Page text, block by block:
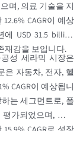
며, 의료 기술을 지
CAGR이 예상
에 USD 31.5 billion
재감을 보입니다.
성 세라믹 시장은
은 자동차, 전자, 헬
CAGR이 예상됩니
는 세그먼트로, 폴
가되었으며, 포장
CAGR로 성장